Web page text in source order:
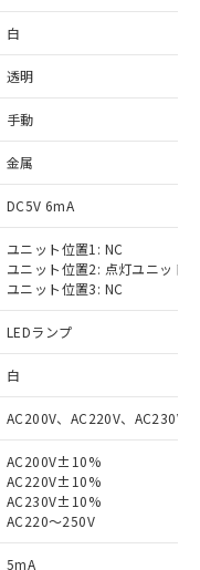
白
透明
手動
金属
DC5V 6mA
ユニット位置1: NC
ユニット位置2: 点灯ユニット
ユニット位置3: NC
LEDランプ
白
AC200V、AC220V、AC230V
AC200V±10%
AC220V±10%
AC230V±10%
AC220～250V
5mA
10物質）の
可能な商品で